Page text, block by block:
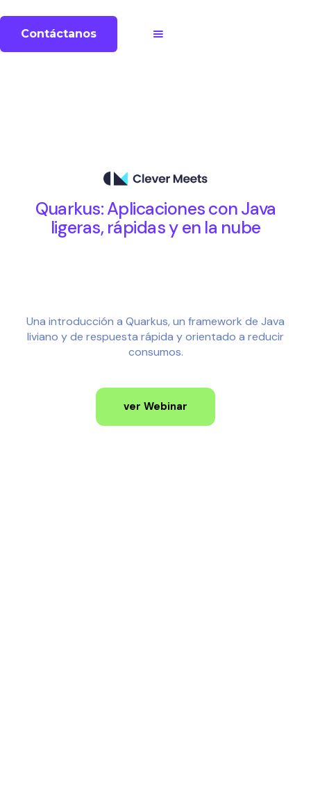
Contáctanos
Quarkus: Aplicaciones con Java
ligeras, rápidas y en la nube
Una introducción a Quarkus, un framework de Java
liviano y de respuesta rápida y orientado a reducir
consumos.
ver Webinar